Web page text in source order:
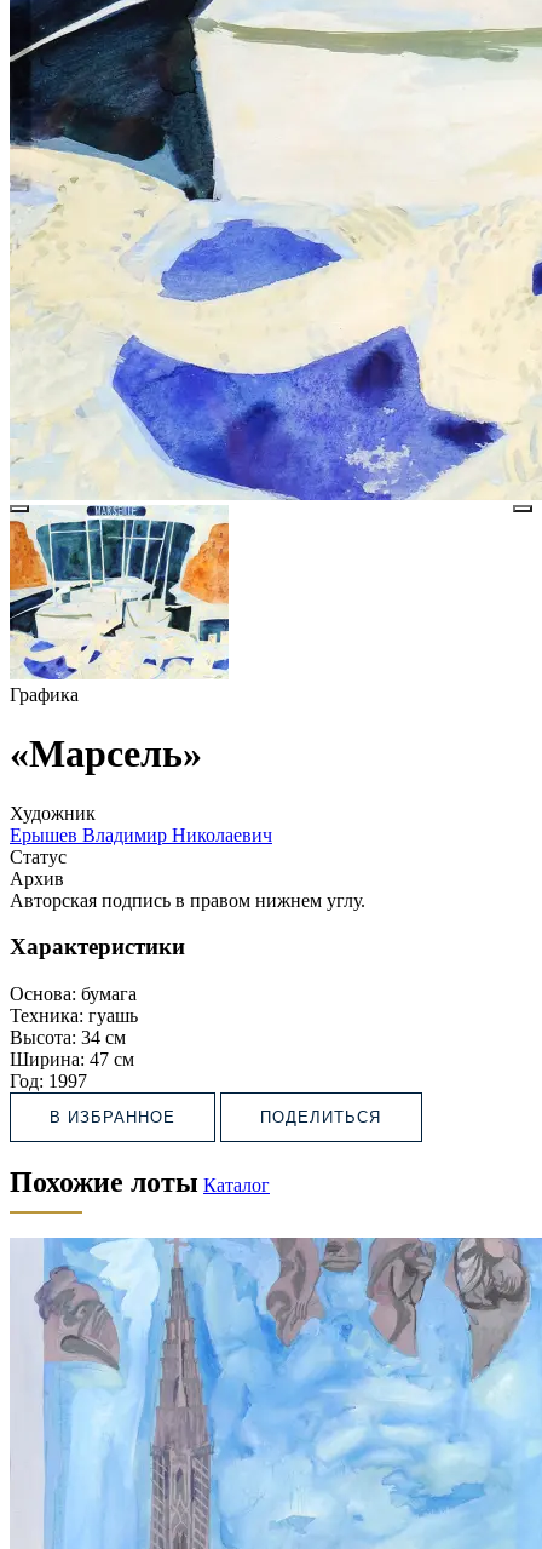
Графика
«Марсель»
Художник
Ерышев Владимир Николаевич
Статус
Архив
Авторская подпись в правом нижнем углу.
Характеристики
Основа: бумага
Техника: гуашь
Высота: 34 см
Ширина: 47 см
Год: 1997
В ИЗБРАННОЕ ПОДЕЛИТЬСЯ
Похожие лоты Каталог